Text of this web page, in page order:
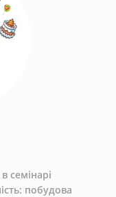
семінарі
побудова